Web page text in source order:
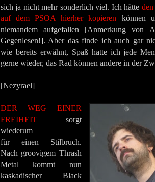
sich ja nicht mehr sonderlich viel. Ich hätte
auf dem PSOA hierher kopieren können
niemandem aufgefallen [Anmerkung von
Gegenlesen!]. Aber das finde ich auch gar
wie bereits erwähnt, Spaß hatte ich jede
gerne wieder, das Rad können andere in der
[Nezyrael]
DER WEG EINER
FREIHEIT sorgt
wiederum
für einen Stilbruch.
Nach groovigem Thrash
Metal kommt nun
kaskadischer Black